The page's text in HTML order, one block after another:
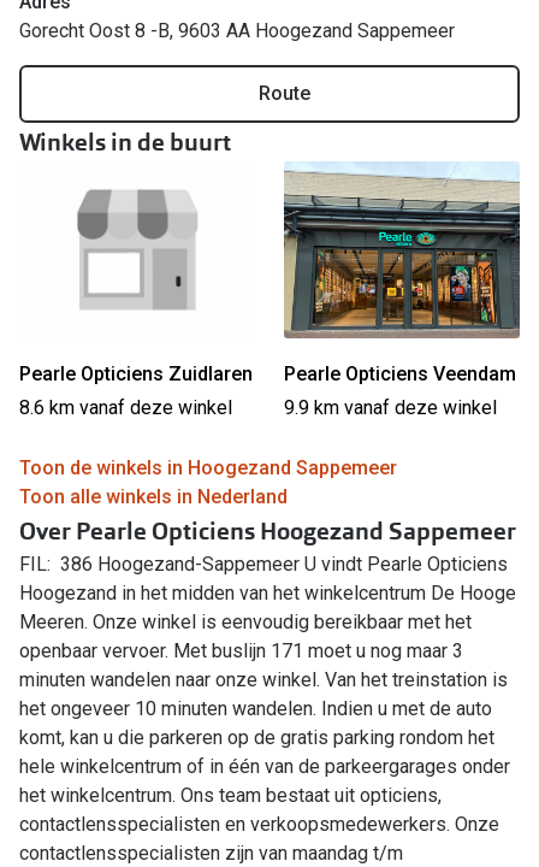
Online bril kopen in maar 4 stappen
Soorten brillenglazen
Bril online passen
Brillentrends
Zorgvergoeding brillen
Gorecht Oost 8 -B, 9603 AA Hoogezand Sappemeer
Route
Winkels in de buurt
Pearle Opticiens Zuidlaren
8.6 km vanaf deze winkel
Pearle Opticiens Veendam
9.9 km vanaf deze winkel
Toon de winkels in Hoogezand Sappemeer
Toon alle winkels in Nederland
Over Pearle Opticiens Hoogezand Sappemeer
FIL: 386 Hoogezand-Sappemeer U vindt Pearle Opticiens
Hoogezand in het midden van het winkelcentrum De Hooge
Meeren. Onze winkel is eenvoudig bereikbaar met het
openbaar vervoer. Met buslijn 171 moet u nog maar 3
minuten wandelen naar onze winkel. Van het treinstation is
het ongeveer 10 minuten wandelen. Indien u met de auto
komt, kan u die parkeren op de gratis parking rondom het
hele winkelcentrum of in één van de parkeergarages onder
het winkelcentrum. Ons team bestaat uit opticiens,
contactlensspecialisten en verkoopsmedewerkers. Onze
contactlensspecialisten zijn van maandag t/m